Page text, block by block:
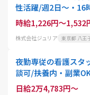
性活躍/週2日〜・16
育てママ在籍・扶養
時給1,226円～1,532
株式会社ジュリア 東京都 八王
夜勤専従の看護スタ
談可/扶養内・副業
日給2万4,783円～